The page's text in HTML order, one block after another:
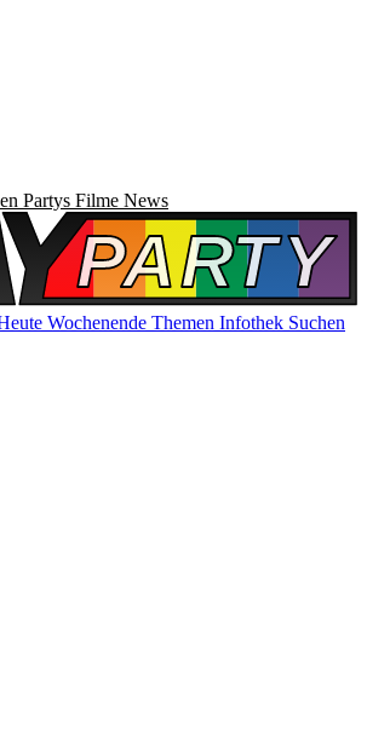
Partys Filme News
Wochenende Themen Infothek Suchen